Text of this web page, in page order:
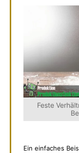
Feste
Ein einfaches